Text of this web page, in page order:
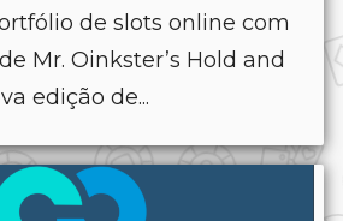
de slots online com
Mr. Oinkster’s Hold and
edição de...